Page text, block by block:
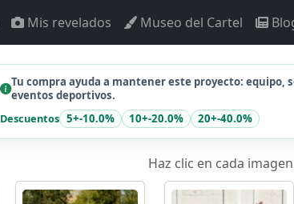
Mis revelados Museo del Cartel
Tu compra ayuda a mantener este proyecto: equipo,
eventos deportivos.
Descuentos 5+-10.0% 10+-20.0% 20+-40.0%
Haz clic en cada